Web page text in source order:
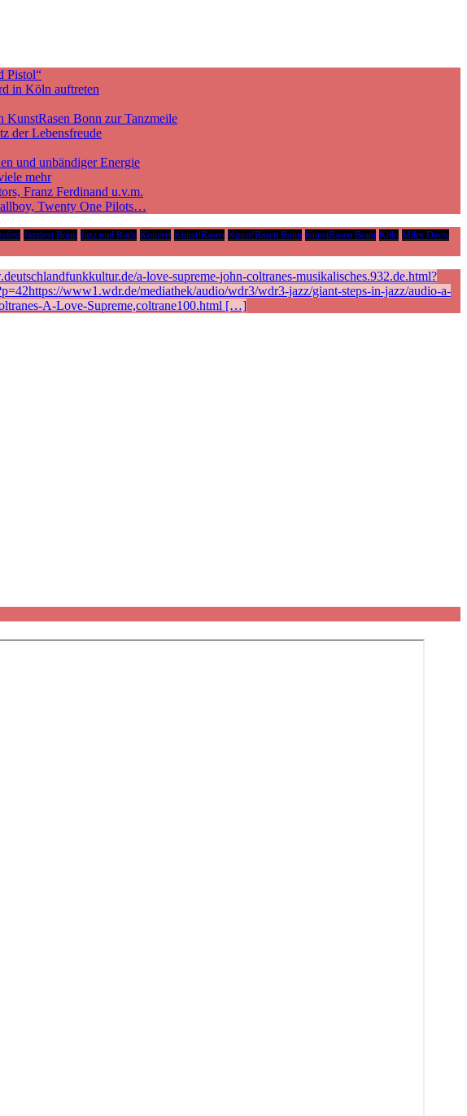
Pistol“
in Köln auftreten
KunstRasen Bonn zur Tanzmeile
der Lebensfreude
und unbändiger Energie
mehr
Franz Ferdinand u.v.m.
Twenty One Pilots…
Jazzfest Bonn Jazz und Rock Konzert Kunst!Rasen Kunst!Rasen Bonn KunstRasen Bonn Köln Miles Davis
a-love-supreme-john-coltranes-musikalisches.932.de.html?
www1.wdr.de/mediathek/audio/wdr3/wdr3-jazz/giant-steps-in-jazz/audio-a-
A-Love-Supreme,coltrane100.html […]